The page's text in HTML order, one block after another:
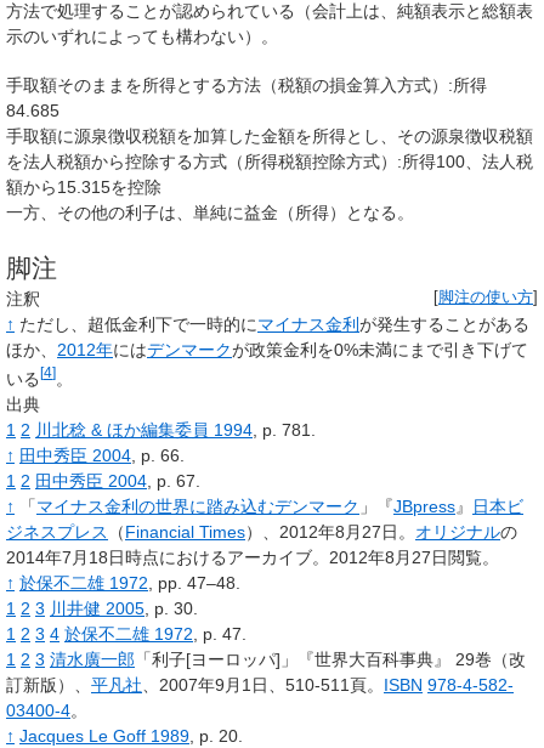
方法で処理することが認められている（会計上は、純額表示と総額表
示のいずれによっても構わない）。
手取額そのままを所得とする方法（税額の損金算入方式）:所得
84.685
手取額に源泉徴収税額を加算した金額を所得とし、その源泉徴収税額
を法人税額から控除する方式（所得税額控除方式）:所得100、法人税
額から15.315を控除
一方、その他の利子は、単純に益金（所得）となる。
脚注
[脚注の使い方]
注釈
↑ ただし、超低金利下で一時的にマイナス金利が発生することがある
ほか、 2012年にはデンマークが政策金利を0%未満にまで引き下げて
いる [4]。
出典
1 2 川北稔 &ほか編集委員 1994, p. 781.
↑ 田中秀臣 2004, p. 66.
1 2 田中秀臣 2004, p. 67.
↑
「マイナス金利の世界に踏み込むデンマーク 」『JBpress』
日本ビ
ジネスプレス
（Financial Times）、2012年8月27日。 オリジナルの
2014年7月18日時点におけるアーカイブ。2012年8月27日閲覧。
↑ 於保不二雄 1972, pp. 47–48.
1 2 3 川井健 2005, p. 30.
1 2 3 4 於保不二雄 1972, p. 47.
1 2 3 清水廣一郎 「利子[ヨーロッパ] 」『世界大百科事典』
29巻（改
訂新版）、 平凡社、2007年9月1日、510-511頁。 ISBN 978-4-582-
03400-4。
↑ Jacques Le Goff 1989, p. 20.